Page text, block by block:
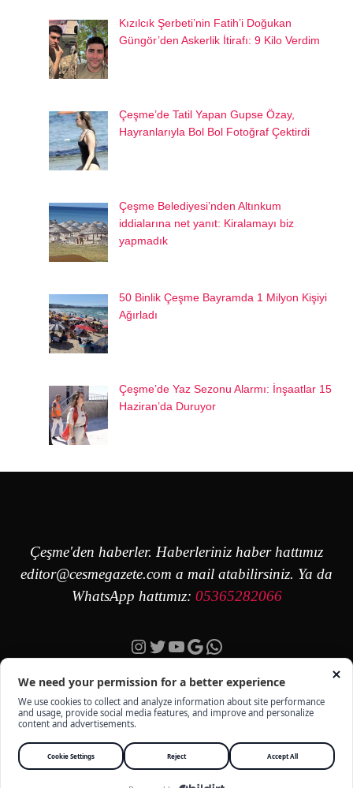
Kızılcık Şerbeti’nin Fatih’i Doğukan
Güngör’den Askerlik İtirafı: 9 Kilo Verdim
Çeşme’de Tatil Yapan Gupse Özay,
Hayranlarıyla Bol Bol Fotoğraf Çektirdi
Çeşme Belediyesi’nden Altınkum
iddialarına net yanıt: Kiralamayı biz
yapmadık
50 Binlik Çeşme Bayramda 1 Milyon Kişiyi
Ağırladı
Çeşme’de Yaz Sezonu Alarmı: İnşaatlar 15
Haziran’da Duruyor
Çeşme'den haberler. Haberleriniz haber hattımız
editor@cesmegazete.com a mail atabilirsiniz. Ya da
WhatsApp hattımız: 05365282066
Instagram
Twitter
YouTube
Google
https://wa.me/
ÇEŞME GAZETE - TÜM HAKKI SAKLIDIR - KÜNYE